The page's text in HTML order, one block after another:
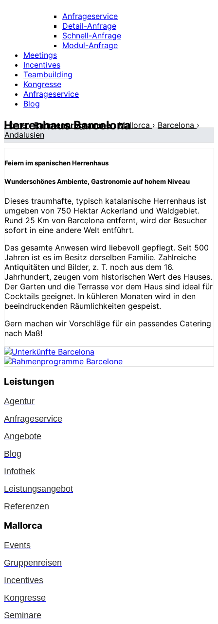
Anfrageservice
Detail-Anfrage
Schnell-Anfrage
Modul-Anfrage
Meetings
Incentives
Teambuilding
Kongresse
Anfrageservice
Blog
Herrenhaus Barcelona
Home›Rahmenprogramme›Mallorca › Barcelona ›
Andalusien
Feiern im spanischen Herrenhaus
Wunderschönes Ambiente, Gastronomie auf hohem Niveau
Dieses traumhafte, typisch katalanische Herrenhaus ist
umgeben von 750 Hektar Ackerland und Waldgebiet.
Rund 25 Km von Barcelona entfernt, wird der Besucher
sofort in eine andere Welt entführt.
Das gesamte Anwesen wird liebevoll gepflegt. Seit 500
Jahren ist es im Besitz derselben Familie. Zahlreiche
Antiquitäten und Bilder, z. T. noch aus dem 16.
Jahrhundert, zeugen vom historischen Wert des Hauses.
Der Garten und die Terrasse vor dem Haus sind ideal für
Cocktails geeignet. In kühleren Monaten wird in den
beeindruckenden Räumlichkeiten gespeist.
Gern machen wir Vorschläge für ein passendes Catering
nach Maß!
Leistungen
Agentur
Anfrageservice
Angebote
Blog
Infothek
Leistungsangebot
Referenzen
Mallorca
Events
Gruppenreisen
Incentives
Kongresse
Seminare